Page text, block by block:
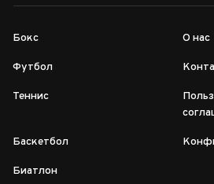
Бокс
Футбол
Теннис
Баскетбол
Биатлон
О нас